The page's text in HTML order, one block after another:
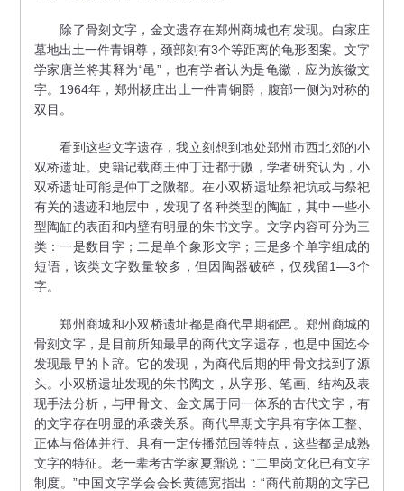
除了骨刻文字，金文遗存在郑州商城也有发现。白家庄
墓地出土一件青铜尊，颈部刻有3个等距离的龟形图案。文字
学家唐兰将其释为“黾”，也有学者认为是龟徽，应为族徽文
字。1964年，郑州杨庄出土一件青铜爵，腹部一侧为对称的
双目。
看到这些文字遗存，我立刻想到地处郑州市西北郊的小
双桥遗址。史籍记载商王仲丁迁都于隞，学者研究认为，小
双桥遗址可能是仲丁之隞都。在小双桥遗址祭祀坑或与祭祀
有关的遗迹和地层中，发现了各种类型的陶缸，其中一些小
型陶缸的表面和内壁有明显的朱书文字。文字内容可分为三
类：一是数目字；二是单个象形文字；三是多个单字组成的
短语，该类文字数量较多，但因陶器破碎，仅残留1—3个
字。
郑州商城和小双桥遗址都是商代早期都邑。郑州商城的
骨刻文字，是目前所知最早的商代文字遗存，也是中国迄今
发现最早的卜辞。它的发现，为商代后期的甲骨文找到了源
头。小双桥遗址发现的朱书陶文，从字形、笔画、结构及表
现手法分析，与甲骨文、金文属于同一体系的古代文字，有
的文字存在明显的承袭关系。商代早期文字具有字体工整、
正体与俗体并行、具有一定传播范围等特点，这些都是成熟
文字的特征。老一辈考古学家夏鼐说：“二里岗文化已有文字
制度。”中国文字学会会长黄德宽指出：“商代前期的文字已